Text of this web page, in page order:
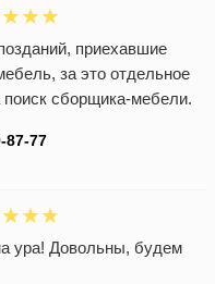
приехавшие
за это отдельное
сборщика-мебели.
ура! Довольны, будем